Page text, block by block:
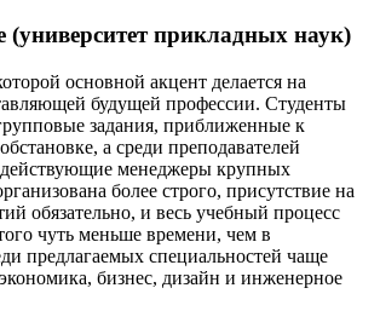
(университет прикладных наук)
основной акцент делается на
будущей профессии. Студенты
задания, приближенные к
а среди преподавателей
действующие менеджеры крупных
более строго, присутствие на
обязательно, и весь учебный процесс
чуть меньше времени, чем в
предлагаемых специальностей чаще
экономика, бизнес, дизайн и инженерное